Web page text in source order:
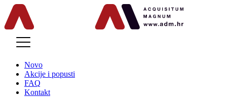
Novo
Akcije i popusti
FAQ
Kontakt